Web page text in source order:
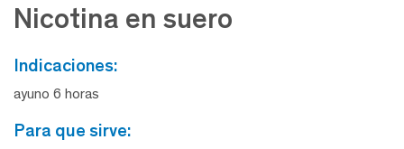
Nicotina en suero
indicaciones:
ayuno 6 horas
para que sirve: